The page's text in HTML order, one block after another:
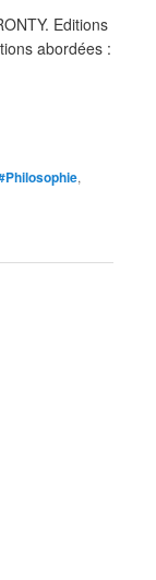
Editions
abordées :
,